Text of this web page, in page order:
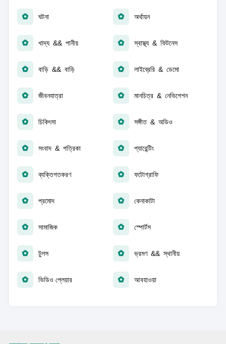
ঘটনা অর্থায়ন
খাদ্য && পানীয় স্বাস্থ্য & ফিটনেস
বাড়ি && বাড়ি লাইব্রেরি & ডেমো
জীবনযাত্রা মানচিত্র & নেভিগেশন
চিকিৎসা সঙ্গীত & অডিও
সংবাদ & পত্রিকা প্যারেন্টিং
ব্যক্তিগতকরণ ফটোগ্রাফি
প্রমোদ কেনাকাটা
সামাজিক স্পোর্টস
টুলস ভ্রমণ && স্থানীয়
ভিডিও প্লেয়ার আবহাওয়া